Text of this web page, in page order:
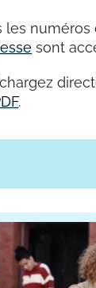
les numéros
sont
.